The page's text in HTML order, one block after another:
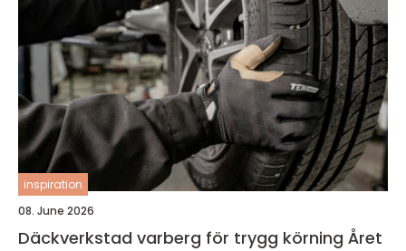
inspiration
08. June 2026
Däckverkstad varberg för trygg körning Året